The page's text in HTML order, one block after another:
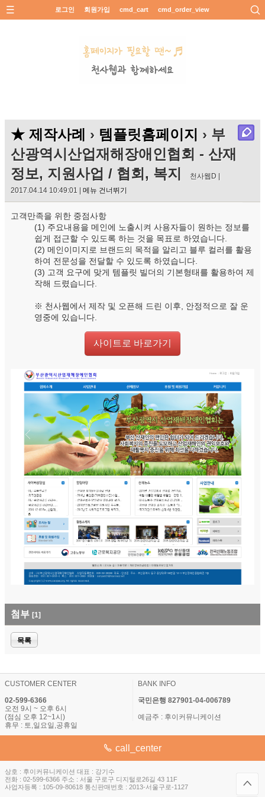
로그인 회원가입 cmd_cart cmd_order_view
★ 제작사례 › 템플릿홈페이지 › 부
산광역시산업재해장애인협회 - 산재
정보, 지원사업 / 협회, 복지
천사웹D |
2017.04.14 10:49:01 | 메뉴 건너뛰기
고객만족을 위한 중점사항
(1) 주요내용을 메인에 노출시켜 사용자들이 원하는 정보를
쉽게 접근할 수 있도록 하는 것을 목표로 하였습니다.
(2) 메인이미지로 브랜드의 목적을 알리고 블루 컬러를 활용
하여 전문성을 전달할 수 있도록 하였습니다.
(3) 고객 요구에 맞게 템플릿 빌더의 기본형태를 활용하여 제
작해 드렸습니다.
※ 천사웹에서 제작 및 오픈해 드린 이후, 안정적으로 잘 운
영중에 있습니다.
사이트로 바로가기
첨부 [1]
목록
CUSTOMER CENTER
02-599-6366
오전 9시 ~ 오후 6시
(점심 오후 12~1시)
휴무 : 토,일요일,공휴일
BANK INFO
국민은행 827901-04-006789
예금주 : 후이커뮤니케이션
call_center
상호 : 후이커뮤니케이션 대표 : 강기수
전화 : 02-599-6366 주소 : 서울 구로구 디지털로26길 43 11F
사업자등록 : 105-09-80618 통신판매번호 : 2013-서울구로-1127